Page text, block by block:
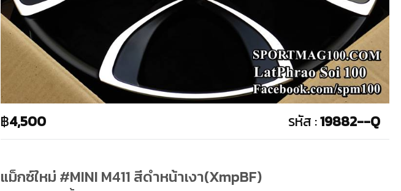
฿4,500 รหัส :19882--Q
แม็กซ์ใหม่ #MINI M411 สีดำหน้าเงา(XmpBF)